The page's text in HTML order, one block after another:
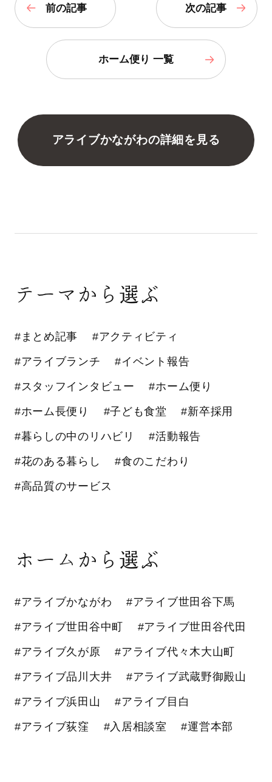
前の記事 次の記事
ホーム便り 一覧
アライブかながわの詳細を見る
テーマから選ぶ
#まとめ記事 #アクティビティ
#アライブランチ #イベント報告
#スタッフインタビュー #ホーム便り
#ホーム長便り #子ども食堂 #新卒採用
#暮らしの中のリハビリ #活動報告
#花のある暮らし #食のこだわり
#高品質のサービス
ホームから選ぶ
#アライブかながわ #アライブ世田谷下馬
#アライブ世田谷中町 #アライブ世田谷代田
#アライブ久が原 #アライブ代々木大山町
#アライブ品川大井 #アライブ武蔵野御殿山
#アライブ浜田山 #アライブ目白
#アライブ荻窪 #入居相談室 #運営本部